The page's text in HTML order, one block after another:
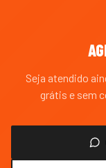
Seja atendido
grátis e sem